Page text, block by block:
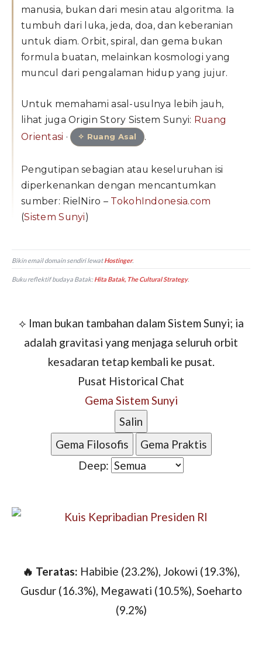
manusia, bukan dari mesin atau algoritma. Ia
tumbuh dari luka, jeda, doa, dan keberanian
untuk diam. Orbit, spiral, dan gema bukan
formula buatan, melainkan kosmologi yang
muncul dari pengalaman hidup yang jujur.
Untuk memahami asal-usulnya lebih jauh,
lihat juga Origin Story Sistem Sunyi: Ruang
Orientasi · ✧ Ruang Asal .
Pengutipan sebagian atau keseluruhan isi
diperkenankan dengan mencantumkan
sumber: RielNiro – TokohIndonesia.com
(Sistem Sunyi)
Bikin email domain sendiri lewatHostinger.
Buku reflektif budaya Batak: Hita Batak, The Cultural Strategy.
⟡ Iman bukan tambahan dalam Sistem Sunyi; ia
adalah gravitasi yang menjaga seluruh orbit
kesadaran tetap kembali ke pusat.
Pusat Historical Chat
Gema Sistem Sunyi
Salin
Gema Filosofis
Gema Praktis
Deep:
🔥 Teratas: Habibie (23.2%), Jokowi (19.3%),
Gusdur (16.3%), Megawati (10.5%), Soeharto
(9.2%)